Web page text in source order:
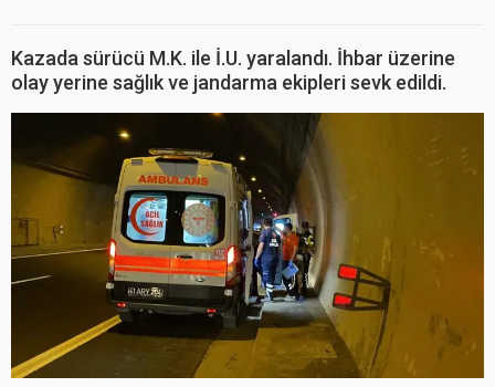
Kazada sürücü M.K. ile İ.U. yaralandı. İhbar üzerine
olay yerine sağlık ve jandarma ekipleri sevk edildi.